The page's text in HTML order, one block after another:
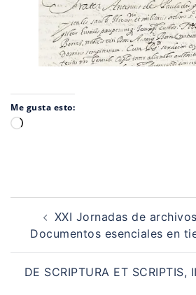
Me gusta esto:
Cargando...
Navegación
entradas
XXI Jornadas de
Documentos esenciales en
DE SCRIPTURA ET SCRIPTIS,